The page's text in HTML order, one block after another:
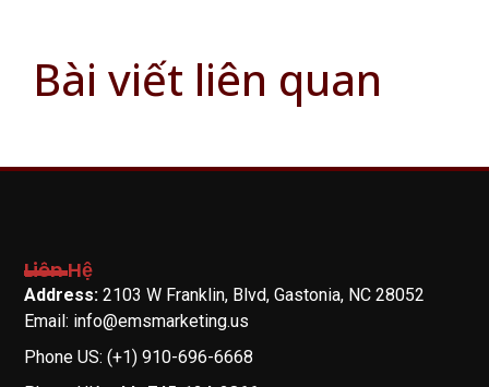
Bài viết liên quan
Liên Hệ
Address: 2103 W Franklin, Blvd, Gastonia, NC 28052
Email: info@emsmarketing.us
Phone US: (+1) 910-696-6668